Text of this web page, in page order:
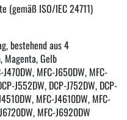
(gemäß ISO/IEC 24711)
bestehend aus 4
Magenta, Gelb
MFC-J650DW, MFC-
J552DW, DCP-J752DW, DCP-
MFC-J4610DW, MFC-
MFC-J6920DW